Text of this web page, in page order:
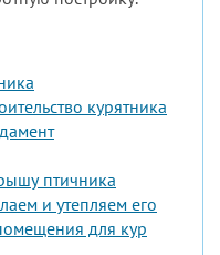
курятника
птичника
и утепляем его
для кур